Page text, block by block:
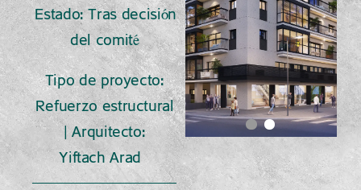
Estado: Tras decisión
del comité
Tipo de proyecto:
Refuerzo estructural
| Arquitecto:
Yiftach Arad